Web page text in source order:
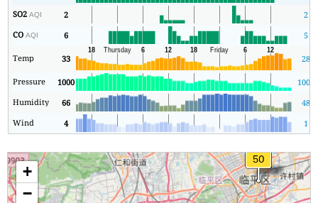
SO2AQI 2
2
COAQI 6 5
Temp 33 28
Pressure 1000 1000
Humidity
66
48
Wind
4 1
+
−